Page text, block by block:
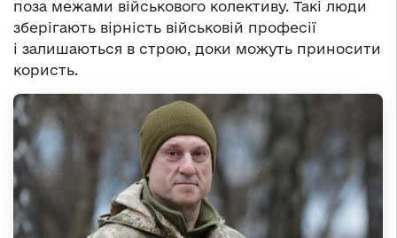
поза межами військового колективу. Такі люди
зберігають вірність військовій професії
і залишаються в строю, доки можуть приносити
користь.